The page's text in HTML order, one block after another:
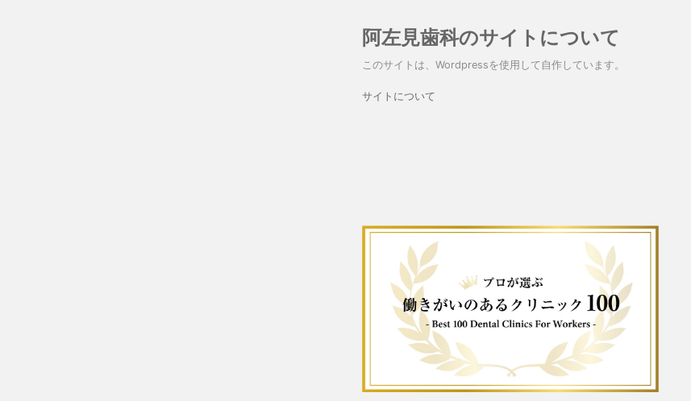
阿左見歯科のサイトについて
このサイトは、Wordpressを使用して自作しています。
サイトについて